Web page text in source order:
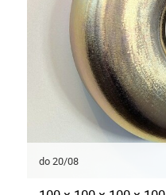
do 20/08